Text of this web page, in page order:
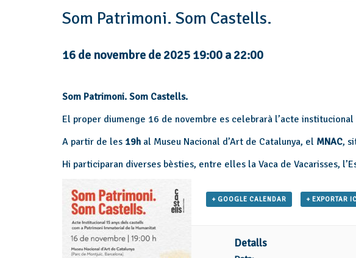
Som Patrimoni. Som Castells.
16 de novembre de 2025 19:00 a22:00
Som Patrimoni. Som Castells.
El proper diumenge 16 de novembre es celebrarà l’acte
A partir de les 19h al Museu Nacional d’Art de Catalunya, el MNAC,
Hi participaran diverses bèsties, entre elles la Vaca de Vacarisses,
+ GOOGLE CALENDAR + EXPORTAR
Detalls